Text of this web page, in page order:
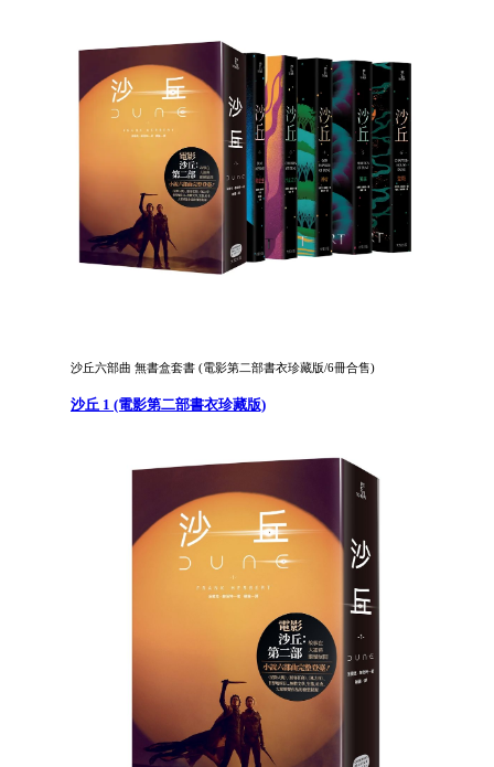
沙丘六部曲 無書盒套書 (電影第二部書衣珍藏版/6冊合售)
沙丘 1 (電影第二部書衣珍藏版)